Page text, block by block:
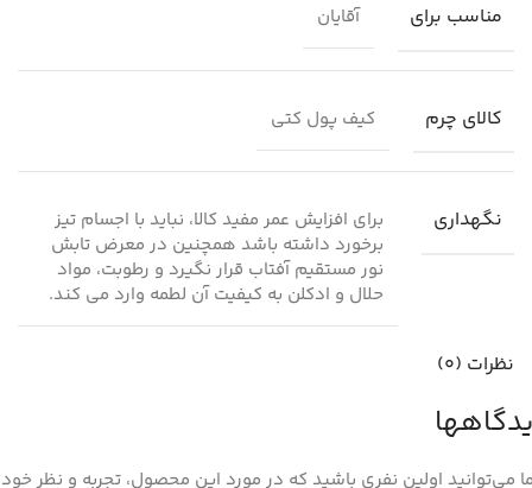
مناسب برای آقایان
کالای چرم کیف پول کتی
نگهداری
برای افزایش عمر مفید کالا، نباید با اجسام تیز
برخورد داشته باشد همچنین در معرض تابش
نور مستقیم آفتاب قرار نگیرد و رطوبت، مواد
حلال و ادکلن به کیفیت آن لطمه وارد می کند.
نظرات (0)
می‌توانید اولین نفری باشید که در مورد این محصول، تجربه و نظر خود